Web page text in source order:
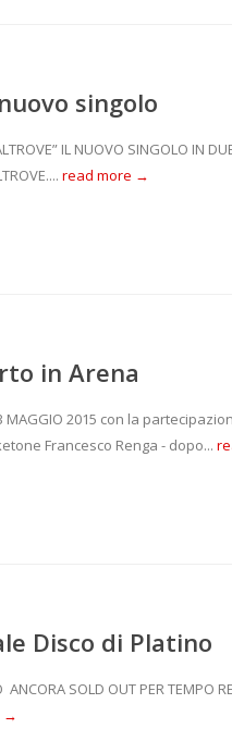
singolo
IL NUOVO SINGOLO IN
read more →
in Arena
MAGGIO 2015 con la
Francesco Renga - dopo...
Disco di Platino
ANCORA SOLD OUT PER TEMPO
→